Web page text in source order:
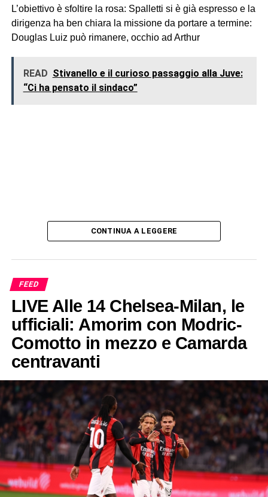
L’obiettivo è sfoltire la rosa: Spalletti si è già espresso e la
dirigenza ha ben chiara la missione da portare a termine:
Douglas Luiz può rimanere, occhio ad Arthur
READ Stivanello e il curioso passaggio alla Juve:
“Ci ha pensato il sindaco”
CONTINUA A LEGGERE
FEED
LIVE Alle 14 Chelsea-Milan, le
ufficiali: Amorim con Modric-
Comotto in mezzo e Camarda
centravanti